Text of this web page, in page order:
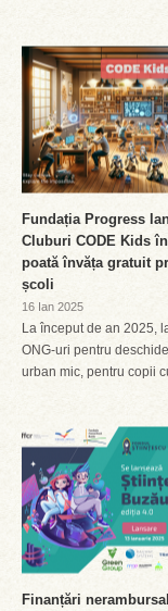
Fundația Progress
Cluburi CODE Kids
poată învăța gratuit
școli
16 Ian 2025
La început de an 2025,
ONG-uri pentru
urban mic, pentru copii
Finanțări